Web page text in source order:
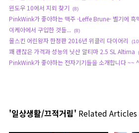
윈도우 10에서 지뢰 찾기 (8)
PinkWink가 좋아하는 맥주 -Leffe Brune- 벨기에 흑
이케아에서 구입한 것들... (8)
몰스킨 어린왕자 한정판 2016년 위클리 다이어리
꽤 괜찮은 가격과 성능의 닛산 알티마 2.5 SL Altima
PinkWink가 좋아하는 전자기기들을 소개합니다 ~~
'일상생활/끄적거림' Related Articles